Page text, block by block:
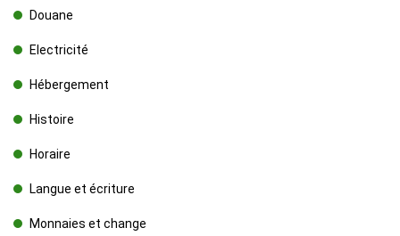
Douane
Electricité
Hébergement
Histoire
Horaire
Langue et écriture
Monnaies et change